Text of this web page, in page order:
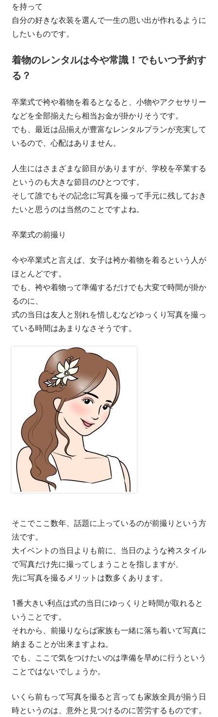
を持って
自分の好きな衣装を選んで一生の思い出が作れるように
したいものです。
着物のレンタルは今や常識！でもいつ予約す
る？
卒業式で袴や着物を着るとなると、小物やアクセサリー
などを全部揃えたら相当お金が掛かりそうです。
でも、最近は品揃えが豊富なレンタルプランが充実して
いるので、心配はありません。
人生にはさまざまな節目がありますが、学校を卒業する
というのも大きな節目のひとつです。
そして誰でもその記念に写真を撮って手元に残しておき
たいと思うのは当然のことですよね。
卒業式の前撮り
今や卒業式と言えば、女子は袴か着物を着るという人が
ほとんどです。
でも、袴や着物って準備するだけでも大変で時間が掛か
るのに、
式の当日は友人と別れを惜しむなどゆっくり写真を撮っ
ている時間はあまりなさそうです。
そこでここ数年、話題に上っているのが前撮りという方
法です。
大イベントの当日よりも前に、当日のような袴スタイル
で写真だけ先に撮ってしまうことを指しますが、
先に写真を撮るメリットは数多くあります。
1番大きい利点は式の当日にゆっくりと時間が取れると
いうことです。
それから、前撮りならば家族も一緒に落ち着いて写真に
納まることが出来ますよね。
でも、ここで気をつけたいのは準備を早めに行うという
ことではないでしょうか。
いくら前もって写真を撮ると言っても家族全員が揃う日
時というのは、意外と見つけるのに苦労するものです。